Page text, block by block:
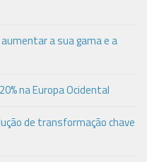
a sua gama e a
na Europa Ocidental
de transformação chave